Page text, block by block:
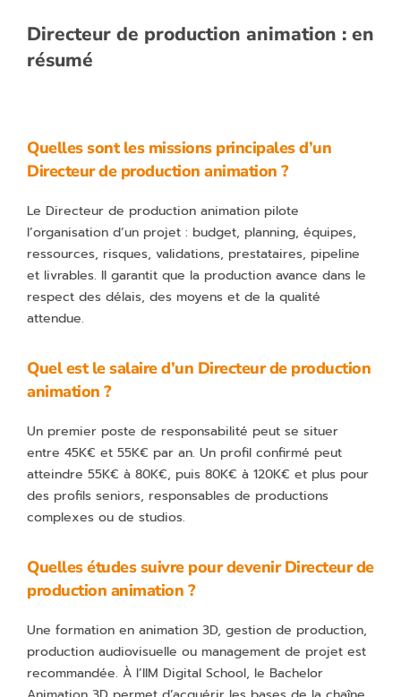
Directeur de production animation : en
résumé
Quelles sont les missions principales d’un
Directeur de production animation ?
Le Directeur de production animation pilote
l’organisation d’un projet : budget, planning, équipes,
ressources, risques, validations, prestataires, pipeline
et livrables. Il garantit que la production avance dans le
respect des délais, des moyens et de la qualité
attendue.
Quel est le salaire d’un Directeur de production
animation ?
Un premier poste de responsabilité peut se situer
entre 45K€ et 55K€ par an. Un profil confirmé peut
atteindre 55K€ à 80K€, puis 80K€ à 120K€ et plus pour
des profils seniors, responsables de productions
complexes ou de studios.
Quelles études suivre pour devenir Directeur de
production animation ?
Une formation en animation 3D, gestion de production,
production audiovisuelle ou management de projet est
recommandée. À l’IIM Digital School, le Bachelor